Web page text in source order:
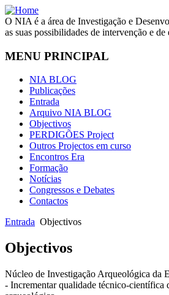
O NIA é a área de Investigação e
as suas possibilidades de intervenção e de
MENU PRINCIPAL
NIA BLOG
Publicações
Entrada
Arquivo NIA BLOG
Objectivos
PERDIGÕES Project
Outros Projectos em curso
Encontros Era
Formação
Notícias
Congressos e Debates
Contactos
Entrada Objectivos
Objectivos
Núcleo de Investigação Arqueológica da
- Incrementar qualidade técnico-científica